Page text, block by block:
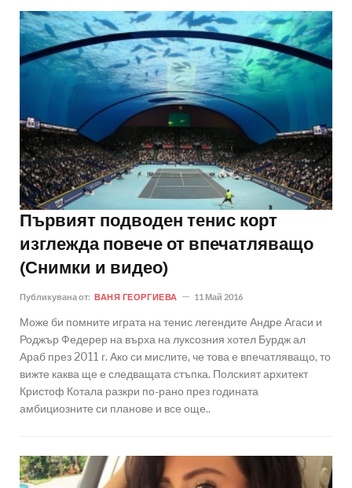
Първият подводен тенис корт
изглежда повече от впечатляващо
(Снимки и видео)
Публикувана от: ВАНЯ ГЕОРГИЕВА 11 Май 2016
Може би помните играта на тенис легендите Андре Агаси и
Роджър Федерер на върха на луксозния хотел Бурдж ал
Араб през 2011 г. Ако си мислите, че това е впечатляващо, то
вижте каква ще е следващата стъпка. Полският архитект
Кристоф Котала разкри по-рано през годината
амбициозните си планове и все още..